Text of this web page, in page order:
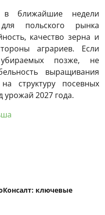
в ближайшие недели
польского рынка
качество зерна и
аграриев. Если
позже, не
выращивания
структуру посевных
2027 года.
ключевые